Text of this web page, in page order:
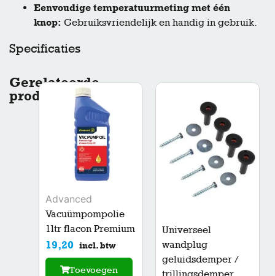
Eenvoudige temperatuurmeting met één
knop: Gebruiksvriendelijk en handig in gebruik.
Specificaties
Gerelateerde
producten
Advanced
Vacuümpompolie
1ltr flacon Premium
19,20 incl. btw
Toevoegen
Universeel
wandplug
geluidsdemper /